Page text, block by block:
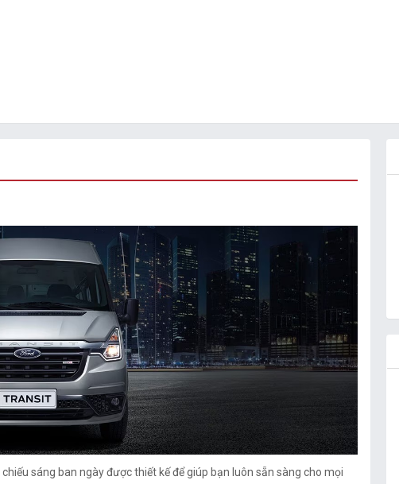
sáng ban ngày được thiết kế để giúp bạn luôn sẵn sàng cho mọi